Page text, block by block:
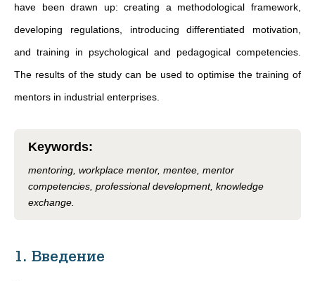
have been drawn up: creating a methodological framework,
developing regulations, introducing differentiated motivation,
and training in psychological and pedagogical competencies.
The results of the study can be used to optimise the training of
mentors in industrial enterprises.
Keywords:
mentoring, workplace mentor, mentee, mentor
competencies, professional development, knowledge
exchange.
1. Введение